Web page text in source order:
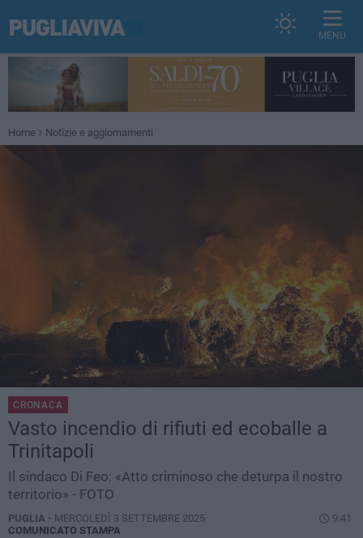
MENU
Home Notizie e aggiornamenti
CRONACA
Vasto incendio di rifiuti ed ecoballe a
Trinitapoli
Il sindaco Di Feo: «Atto criminoso che deturpa il nostro
territorio» - FOTO
PUGLIA - MERCOLEDÌ 3 SETTEMBRE 2025
9.41
COMUNICATO STAMPA